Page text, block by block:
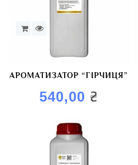
АРОМАТИЗАТОР “ГІРЧИЦЯ”
540,00₴